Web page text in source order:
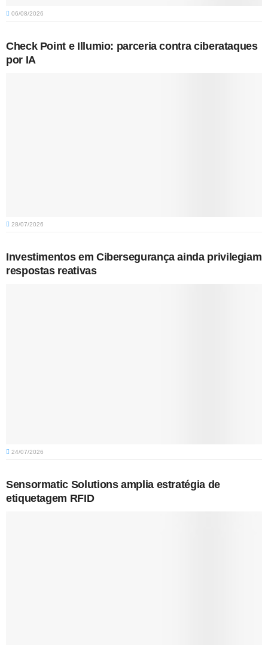
06/08/2026
Check Point e Illumio: parceria contra ciberataques
por IA
28/07/2026
Investimentos em Cibersegurança ainda privilegiam
respostas reativas
24/07/2026
Sensormatic Solutions amplia estratégia de
etiquetagem RFID